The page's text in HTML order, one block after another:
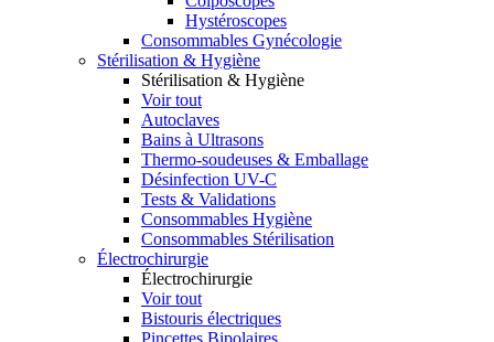
Hystéroscopes
Consommables Gynécologie
Stérilisation & Hygiène
Stérilisation & Hygiène
Voir tout
Autoclaves
Bains à Ultrasons
Thermo-soudeuses & Emballage
Désinfection UV-C
Tests & Validations
Consommables Hygiène
Consommables Stérilisation
Électrochirurgie
Électrochirurgie
Voir tout
Bistouris électriques
Pincettes Bipolaires